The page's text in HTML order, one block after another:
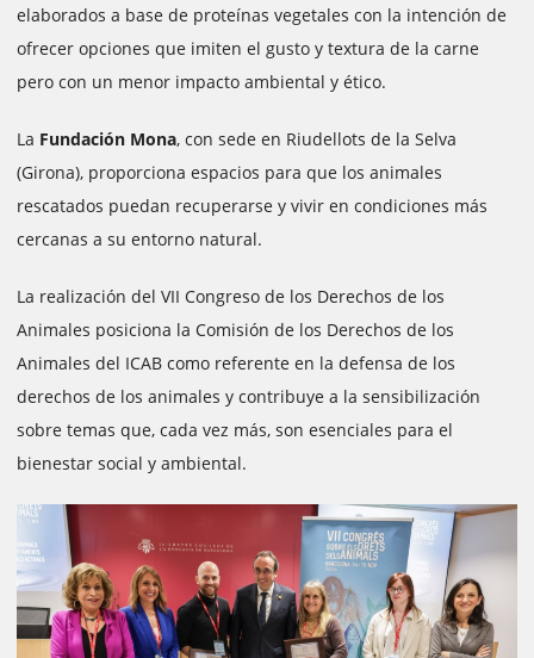
elaborados a base de proteínas vegetales con la intención de
ofrecer opciones que imiten el gusto y textura de la carne
pero con un menor impacto ambiental y ético.
La Fundación Mona, con sede en Riudellots de la Selva
(Girona), proporciona espacios para que los animales
rescatados puedan recuperarse y vivir en condiciones más
cercanas a su entorno natural.
La realización del VII Congreso de los Derechos de los
Animales posiciona la Comisión de los Derechos de los
Animales del ICAB como referente en la defensa de los
derechos de los animales y contribuye a la sensibilización
sobre temas que, cada vez más, son esenciales para el
bienestar social y ambiental.